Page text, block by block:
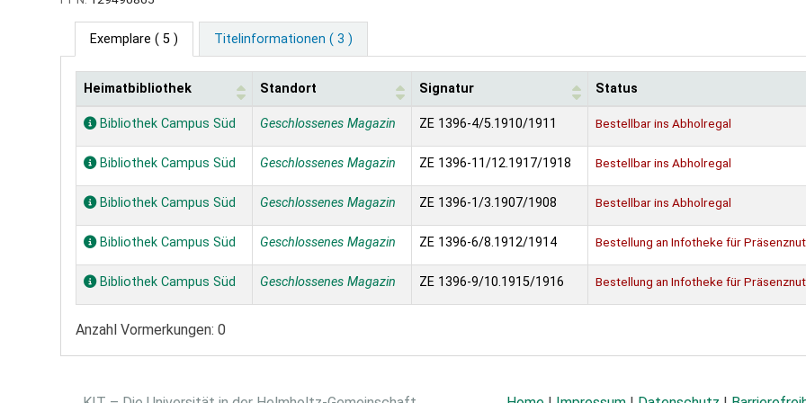
Exemplare ( 5 ) Titelinformationen ( 3 )
Exemplare
Heimatbibliothek Standort Signatur Status
Bibliothek Campus Süd Geschlossenes Magazin ZE 1396-4/5.1910/1911 Bestellbar ins Abholregal
Bibliothek Campus Süd Geschlossenes Magazin ZE 1396-11/12.1917/1918 Bestellbar ins Abholregal
Bibliothek Campus Süd Geschlossenes Magazin ZE 1396-1/3.1907/1908 Bestellbar ins Abholregal
Bibliothek Campus Süd Geschlossenes Magazin ZE 1396-6/8.1912/1914 Bestellung an Infotheke für
Bibliothek Campus Süd Geschlossenes Magazin ZE 1396-9/10.1915/1916 Bestellung an Infotheke für
Anzahl Vormerkungen: 0